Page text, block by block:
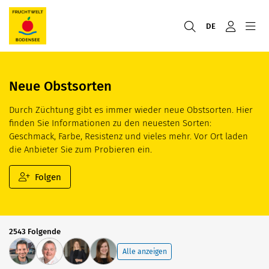
DE
Neue Obstsorten
Durch Züchtung gibt es immer wieder neue Obstsorten. Hier
finden Sie Informationen zu den neuesten Sorten:
Geschmack, Farbe, Resistenz und vieles mehr. Vor Ort laden
die Anbieter Sie zum Probieren ein.
Folgen
2543 Folgende
Alle anzeigen